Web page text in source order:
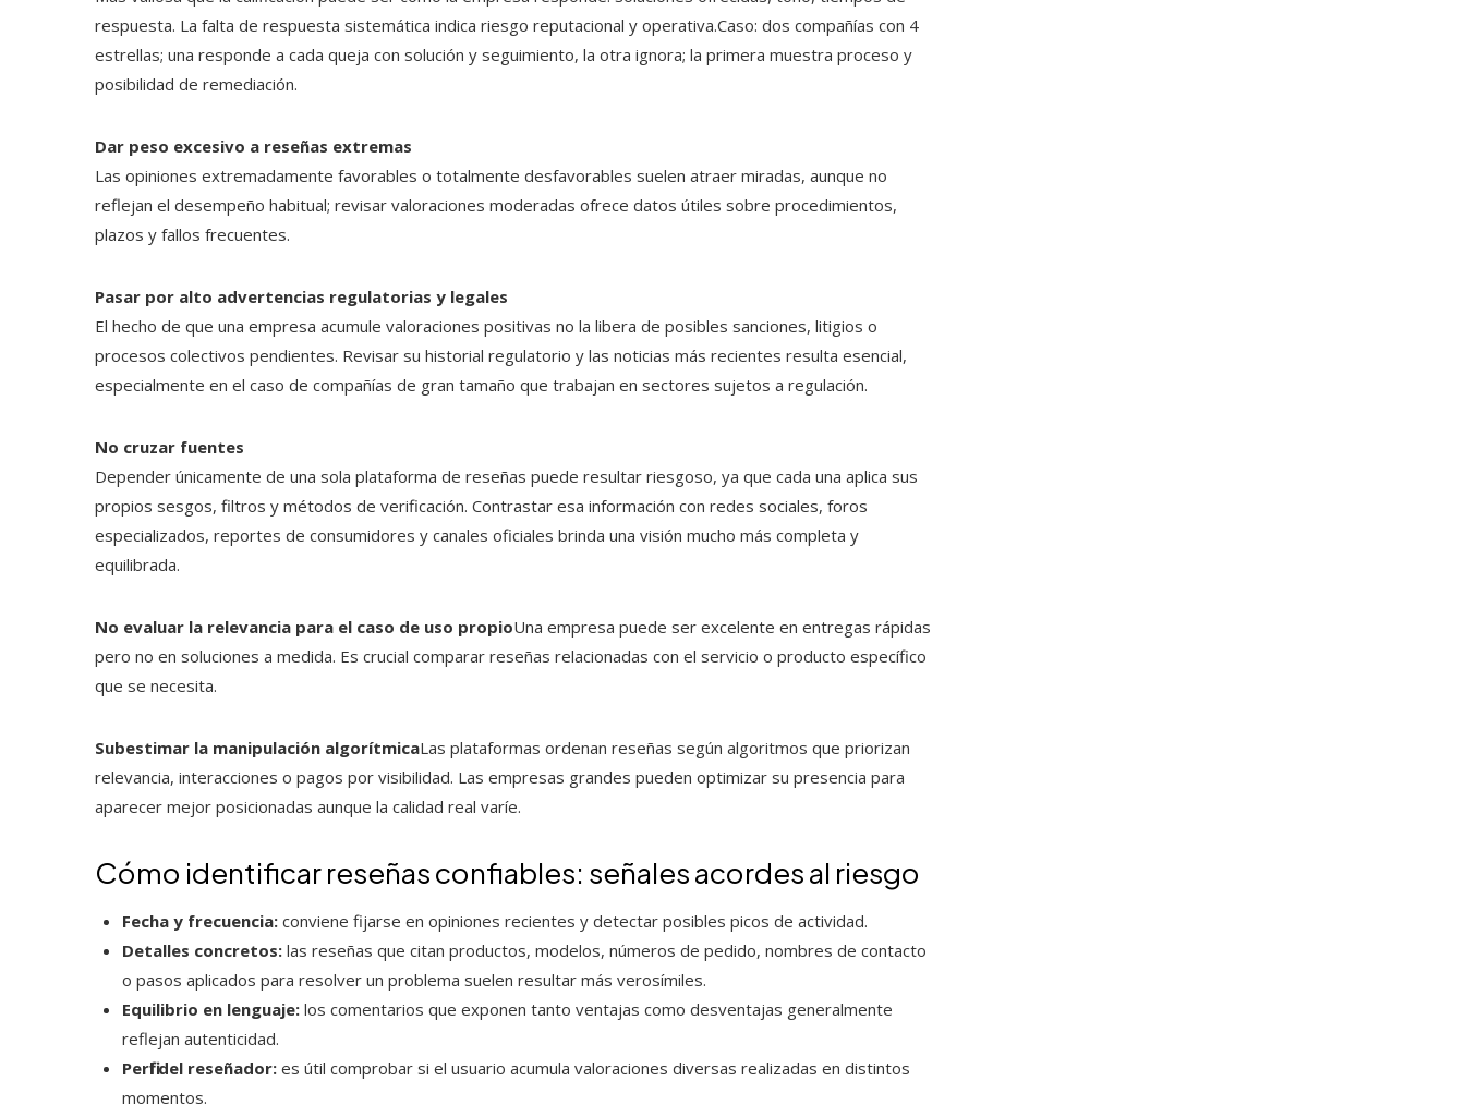
respuesta. La falta de respuesta sistemática indica riesgo reputacional y operativa.Caso: dos compañías con 4
estrellas; una responde a cada queja con solución y seguimiento, la otra ignora; la primera muestra proceso y
posibilidad de remediación.
Dar peso excesivo a reseñas extremas
Las opiniones extremadamente favorables o totalmente desfavorables suelen atraer miradas, aunque no
reflejan el desempeño habitual; revisar valoraciones moderadas ofrece datos útiles sobre procedimientos,
plazos y fallos frecuentes.
Pasar por alto advertencias regulatorias y legales
El hecho de que una empresa acumule valoraciones positivas no la libera de posibles sanciones, litigios o
procesos colectivos pendientes. Revisar su historial regulatorio y las noticias más recientes resulta esencial,
especialmente en el caso de compañías de gran tamaño que trabajan en sectores sujetos a regulación.
No cruzar fuentes
Depender únicamente de una sola plataforma de reseñas puede resultar riesgoso, ya que cada una aplica sus
propios sesgos, filtros y métodos de verificación. Contrastar esa información con redes sociales, foros
especializados, reportes de consumidores y canales oficiales brinda una visión mucho más completa y
equilibrada.
No evaluar la relevancia para el caso de uso propioUna empresa puede ser excelente en entregas rápidas
pero no en soluciones a medida. Es crucial comparar reseñas relacionadas con el servicio o producto específico
que se necesita.
Subestimar la manipulación algorítmicaLas plataformas ordenan reseñas según algoritmos que priorizan
relevancia, interacciones o pagos por visibilidad. Las empresas grandes pueden optimizar su presencia para
aparecer mejor posicionadas aunque la calidad real varíe.
Cómo identificar reseñas confiables: señales acordes al riesgo
Fecha y frecuencia: conviene fijarse en opiniones recientes y detectar posibles picos de actividad.
Detalles concretos: las reseñas que citan productos, modelos, números de pedido, nombres de contacto
o pasos aplicados para resolver un problema suelen resultar más verosímiles.
Equilibrio en lenguaje: los comentarios que exponen tanto ventajas como desventajas generalmente
reflejan autenticidad.
Perfil del reseñador: es útil comprobar si el usuario acumula valoraciones diversas realizadas en distintos
momentos.